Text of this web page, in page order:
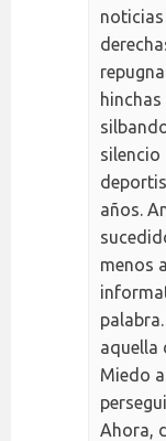
noticias
silencio
años.
menos
aquella
Miedo
Ahora,